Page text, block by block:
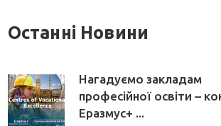
Останні Новини
Нагадуємо закладам
професійної освіти –
Еразмус+ ...